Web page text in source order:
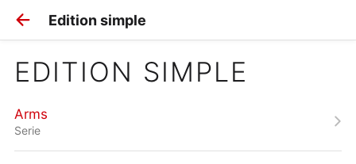
Edition simple
EDITION SIMPLE
Arms
Serie